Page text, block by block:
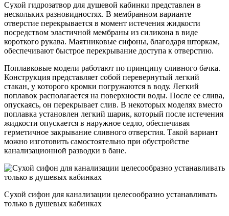
Сухой гидрозатвор для душевой кабинки представлен в
нескольких разновидностях. В мембранном варианте
отверстие перекрывается в момент истечения жидкости
посредством эластичной мембраны из силикона в виде
короткого рукава. Маятниковые сифоны, благодаря шторкам,
обеспечивают быстрое перекрывание доступа к отверстию.
Поплавковые модели работают по принципу сливного бачка.
Конструкция представляет собой перевернутый легкий
стакан, у которого кромки погружаются в воду. Легкий
поплавок располагается на поверхности воды. После ее слива,
опускаясь, он перекрывает слив. В некоторых моделях вместо
поплавка установлен легкий шарик, который после истечения
жидкости опускается в наружное седло, обеспечивая
герметичное закрывание сливного отверстия. Такой вариант
можно изготовить самостоятельно при обустройстве
канализационной разводки в бане.
Сухой сифон для канализации целесообразно устанавливать
только в душевых кабинках